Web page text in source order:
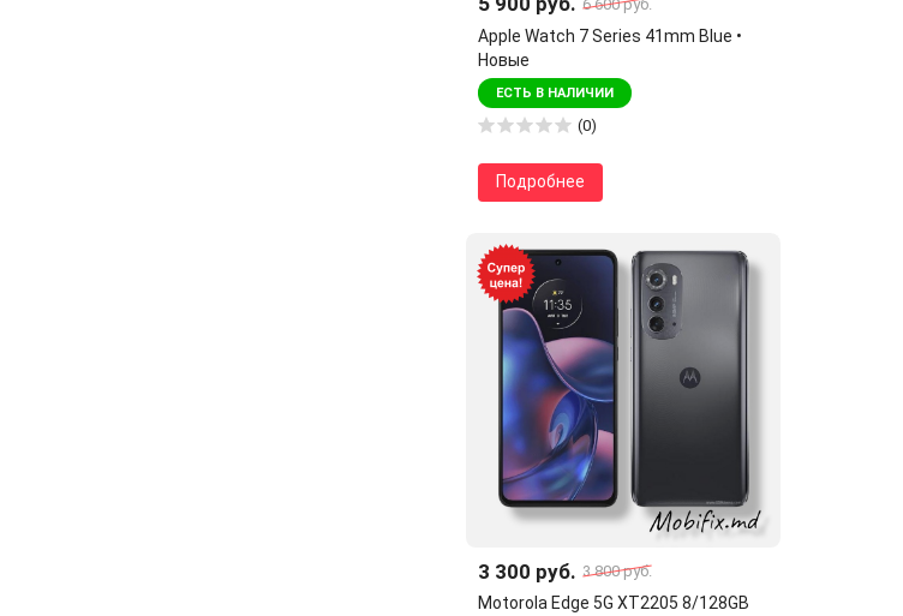
6 600 руб.
Apple Watch 7 Series 41mm Blue •
Новые
ЕСТЬ В НАЛИЧИИ
(0)
Подробнее
3 300 руб. 3 800 руб.
Motorola Edge 5G XT2205 8/128GB